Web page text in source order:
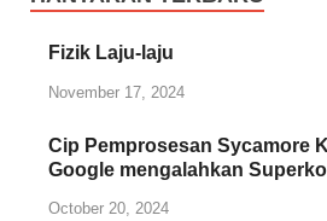
Fizik Laju-laju
November 17, 2024
Cip Pemprosesan Sycamore
Google mengalahkan
October 20, 2024